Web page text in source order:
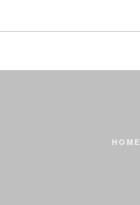
HOME